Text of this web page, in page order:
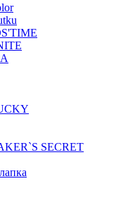
SECRET